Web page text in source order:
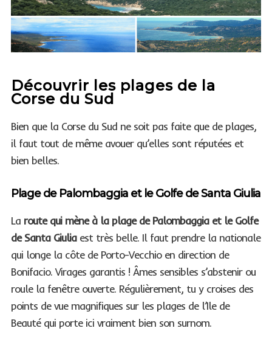
Découvrir les plages de la
Corse du Sud
Bien que la Corse du Sud ne soit pas faite que de plages,
il faut tout de même avouer qu’elles sont réputées et
bien belles.
Plage de Palombaggia et le Golfe de Santa Giulia
La route qui mène à la plage de Palombaggia et le Golfe
de Santa Giuliaest très belle. Il faut prendre la nationale
qui longe la côte de Porto-Vecchio en direction de
Bonifacio. Virages garantis ! Âmes sensibles s’abstenir ou
roule la fenêtre ouverte. Régulièrement, tu y croises des
points de vue magnifiques sur les plages de l’Ile de
Beauté qui porte ici vraiment bien son surnom.